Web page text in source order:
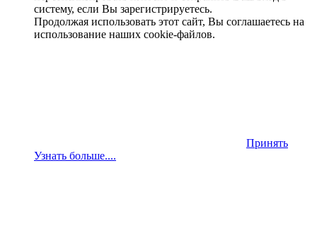
систему, если Вы зарегистрируетесь.
Продолжая использовать этот сайт, Вы соглашаетесь на
использование наших cookie-файлов.
Принять
Узнать больше....